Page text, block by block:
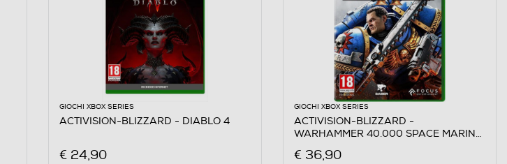
GIOCHI XBOX SERIES
ACTIVISION-BLIZZARD - DIABLO 4
€ 24,90
GIOCHI XBOX SERIES
ACTIVISION-BLIZZARD -
WARHAMMER 40.000 SPACE MARINE
€ 36,90